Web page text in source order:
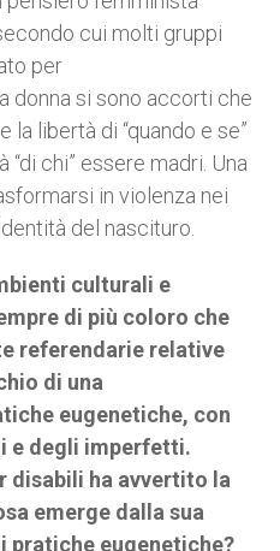
cui molti gruppi
per
donna si sono accorti che
la libertà di “quando e se”
chi” essere madri. Una
in violenza nei
del nascituro.
culturali e
di più coloro che
referendarie relative
di una
eugenetiche, con
e degli imperfetti.
disabili ha avvertito la
emerge dalla sua
pratiche eugenetiche?